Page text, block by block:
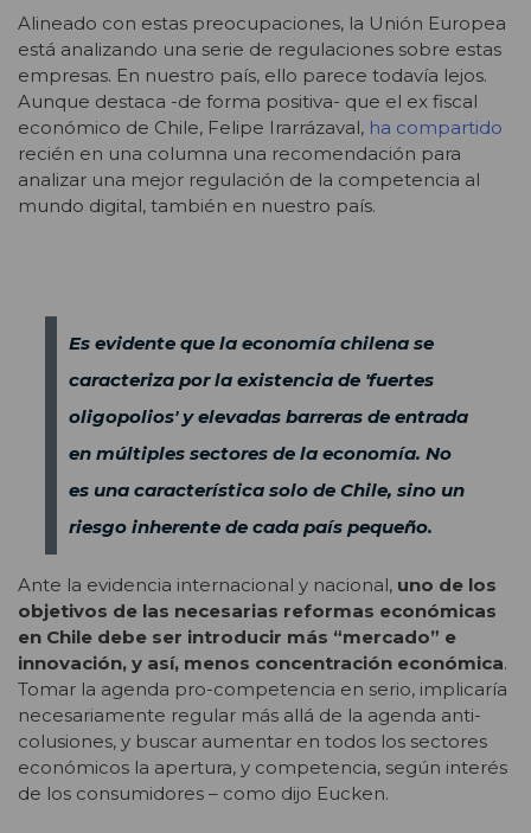
Alineado con estas preocupaciones, la Unión Europea
está analizando una serie de regulaciones sobre estas
empresas. En nuestro país, ello parece todavía lejos.
Aunque destaca -de forma positiva- que el ex fiscal
económico de Chile, Felipe Irarrázaval, ha compartido
recién en una columna una recomendación para
analizar una mejor regulación de la competencia al
mundo digital, también en nuestro país.
Es evidente que la economía chilena se
caracteriza por la existencia de 'fuertes
oligopolios' y elevadas barreras de entrada
en múltiples sectores de la economía. No
es una característica solo de Chile, sino un
riesgo inherente de cada país pequeño.
Ante la evidencia internacional y nacional, uno de los
objetivos de las necesarias reformas económicas
en Chile debe ser introducir más “mercado” e
innovación, y así, menos concentración económica.
Tomar la agenda pro-competencia en serio, implicaría
necesariamente regular más allá de la agenda anti-
colusiones, y buscar aumentar en todos los sectores
económicos la apertura, y competencia, según interés
de los consumidores – como dijo Eucken.